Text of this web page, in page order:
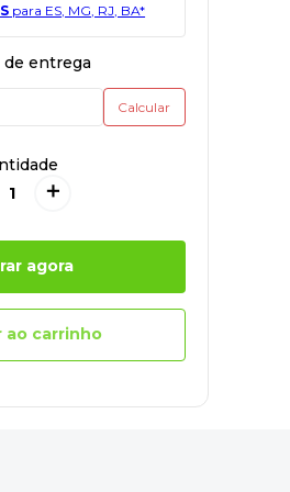
para ES, MG, RJ, BA*
＋
agora
ao carrinho